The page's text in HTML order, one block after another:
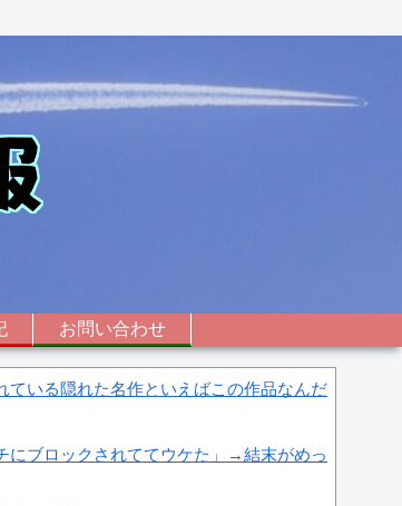
お問い合わせ
いる隠れた名作といえばこの作品なんだ
にブロックされててウケた」→結末がめっ